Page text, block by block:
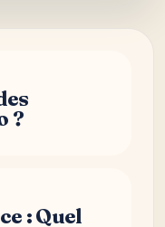
?
: Quel